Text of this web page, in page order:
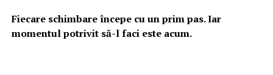
Fiecare schimbare începe cu un prim pas. Iar
momentul potrivit să-l faci este acum.